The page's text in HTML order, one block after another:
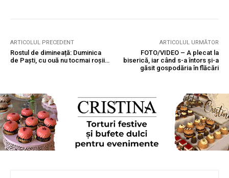
ARTICOLUL PRECEDENT
Rostul de dimineață: Duminica
de Paști, cu ouă nu tocmai roșii…
ARTICOLUL URMĂTOR
FOTO/VIDEO – A plecat la
biserică, iar când s-a întors și-a
găsit gospodăria în flăcări